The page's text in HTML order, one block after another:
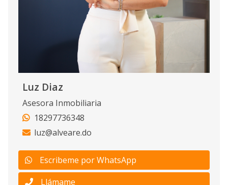
Luz Diaz
Asesora Inmobiliaria
18297736348
luz@alveare.do
Escribeme por WhatsApp
Llámame